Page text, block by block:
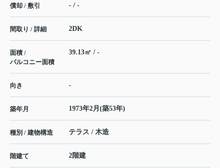
償却 / 敷引 - / -
間取り / 詳細 2DK
面積 /
バルコニー面積
39.13㎡ / -
向き -
築年月 1973年2月(築53年)
種別 / 建物構造 テラス / 木造
階建て 2階建